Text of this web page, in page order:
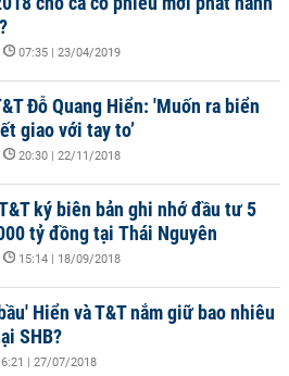
07:35 | 23/04/2019
Đỗ Quang Hiển: 'Muốn ra biển
giao với tay to’
20:30 | 22/11/2018
ký biên bản ghi nhớ đầu tư 5
tỷ đồng tại Thái Nguyên
15:14 | 18/09/2018
Hiển và T&T nắm giữ bao nhiêu
SHB?
| 27/07/2018